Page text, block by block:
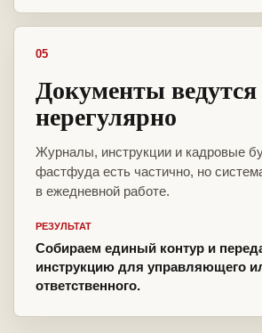
05
Документы ведутся
нерегулярно
Журналы, инструкции и кадровые
фастфуда есть частично, но
в ежедневной работе.
РЕЗУЛЬТАТ
Собираем единый контур и
инструкцию для управляющего
ответственного.